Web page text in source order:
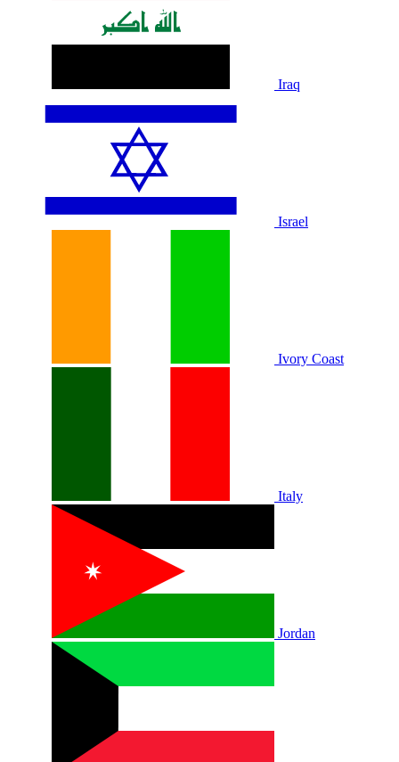
Iraq
Israel
Ivory Coast
Italy
Jordan